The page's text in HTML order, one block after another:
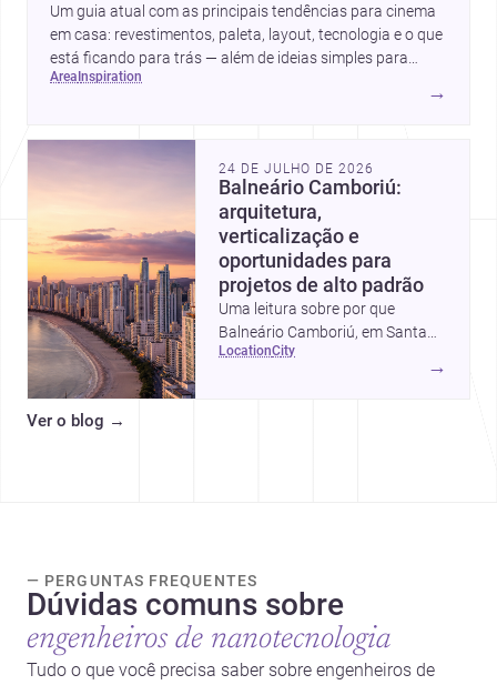
Um guia atual com as principais tendências para cinema
em casa: revestimentos, paleta, layout, tecnologia e o que
está ficando para trás — além de ideias simples para
atualizar sem reforma completa.
area inspiration
→
24 DE JULHO DE 2026
Balneário Camboriú:
arquitetura,
verticalização e
oportunidades para
projetos de alto padrão
Uma leitura sobre por que
Balneário Camboriú, em Santa
Catarina, virou referência em
location city
→
Ver o blog →
— PERGUNTAS FREQUENTES
Dúvidas comuns sobre
engenheiros de nanotecnologia
Tudo o que você precisa saber sobre engenheiros de